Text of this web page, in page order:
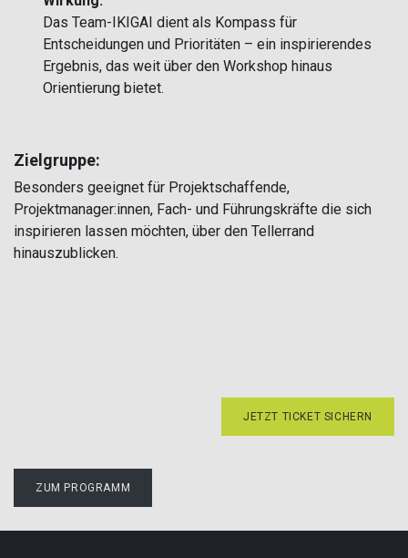
Das Team-IKIGAI dient als Kompass für
Entscheidungen und Prioritäten – ein inspirierendes
Ergebnis, das weit über den Workshop hinaus
Orientierung bietet.
Zielgruppe:
Besonders geeignet für Projektschaffende,
Projektmanager:innen, Fach- und Führungskräfte die sich
inspirieren lassen möchten, über den Tellerrand
hinauszublicken.
JETZT TICKET SICHERN
ZUM PROGRAMM